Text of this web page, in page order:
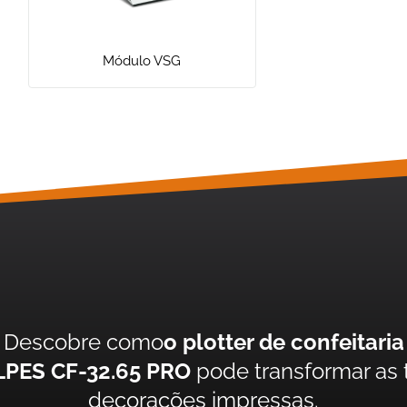
Módulo VSG
Descobre comoo plotter de confeitaria
CF-32.65 PROpode transformar as
decorações impressas.